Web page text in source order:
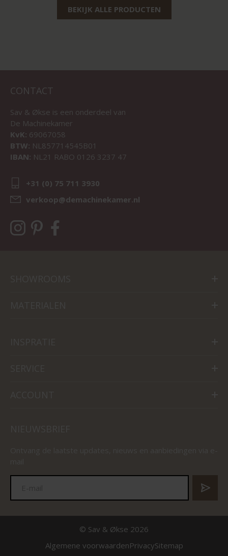
BEKIJK ALLE PRODUCTEN
CONTACT
Sav & Økse is een onderdeel van
De Machinekamer
KvK: 69067058
BTW: NL857714545B01
IBAN: NL21 RABO 0126 3237 47
+31 (0) 75 711 3930
verkoop@demachinekamer.nl
© Sav & Økse 2026
Algemene voorwaardenPrivacySitemap